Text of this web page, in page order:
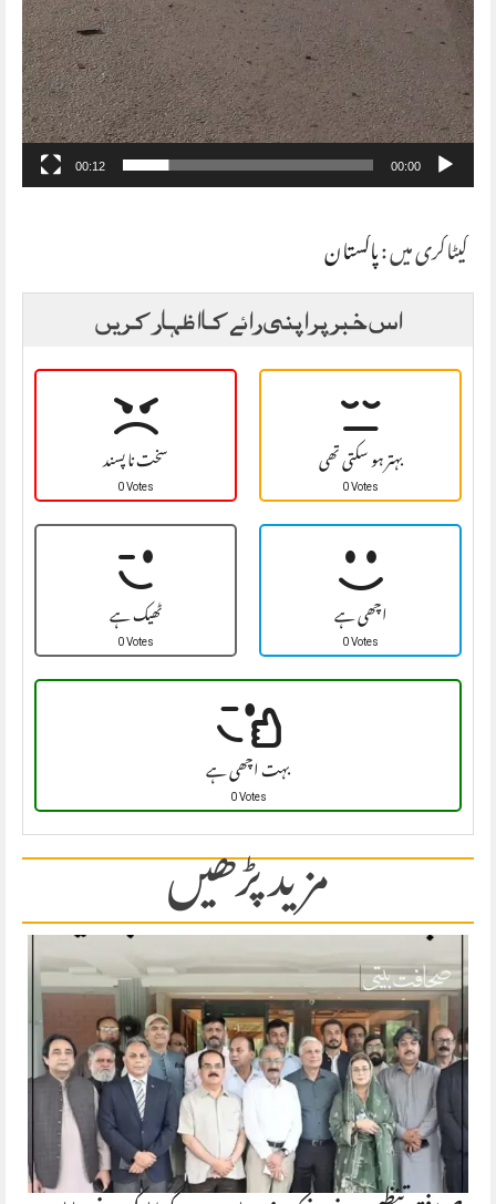
00:00
00:12
کیٹاگری میں :پاکستان
اس خبر پر اپنی رائے کا اظہار کریں
سخت نا پسند
0 Votes بہتر ہو سکتی تھی
0 Votes
ٹھیک ہے
0 Votes اچھی ہے
0 Votes
بہت اچھی ہے
0 Votes
مزید پڑھیں